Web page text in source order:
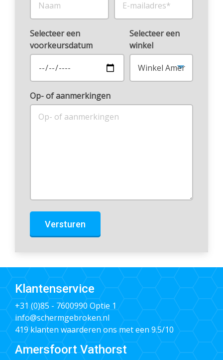
Selecteer een
voorkeursdatum
Selecteer een
winkel
Op- of aanmerkingen
Versturen
Klantenservice
+31 (0)85 - 7600990 Optie 1
info@schermgebroken.nl
419 klanten waarderen ons met een 9.5/10
Amersfoort Vathorst